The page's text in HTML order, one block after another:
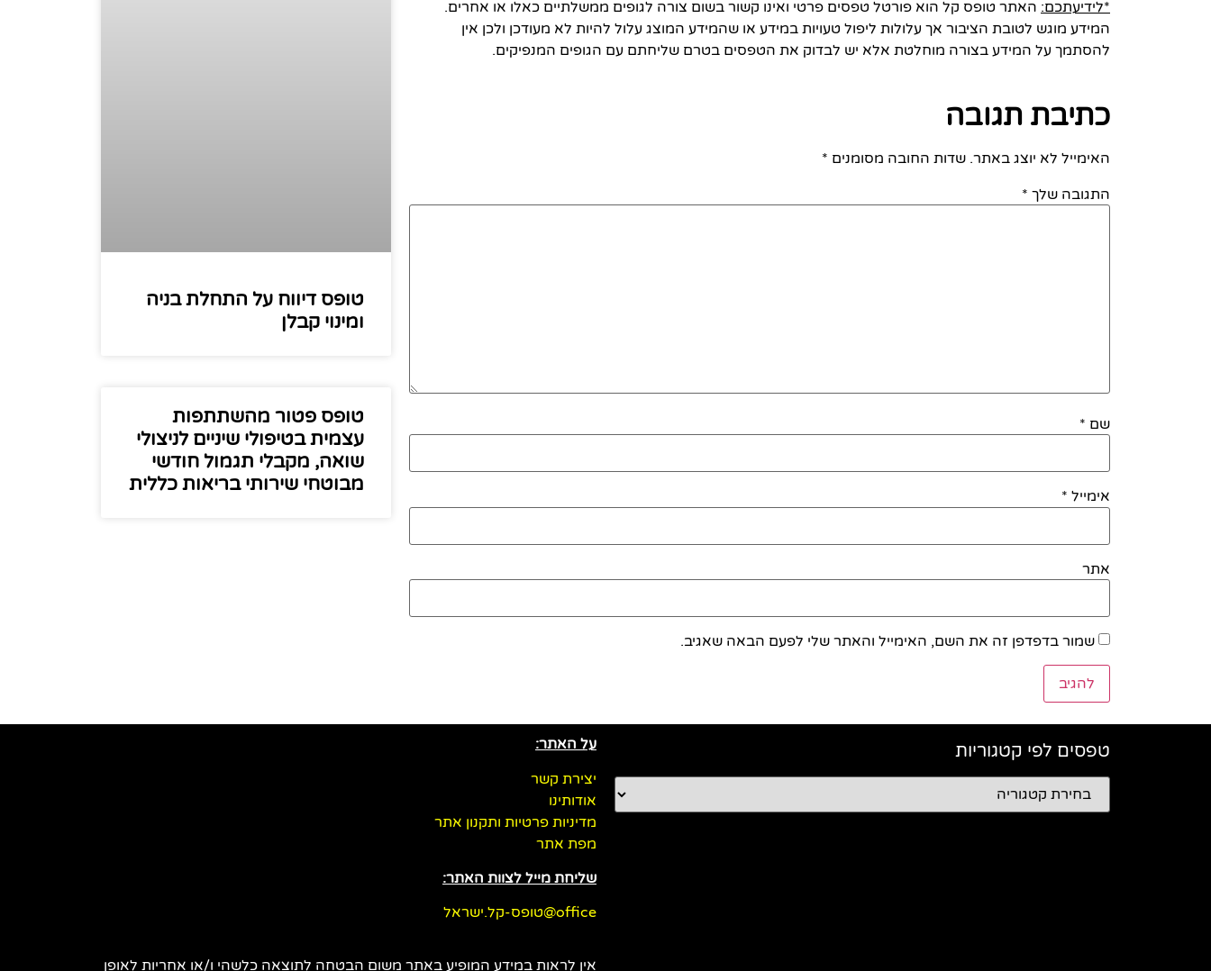
*לידיעתכם: האתר טופס קל הוא פורטל טפסים פרטי ואינו קשור בשום צורה לגופים ממשלתיים כאלו או אחרים.
המידע מוגש לטובת הציבור אך עלולות ליפול טעויות במידע או שהמידע המוצג עלול להיות לא מעודכן ולכן אין
להסתמך על המידע בצורה מוחלטת אלא יש לבדוק את הטפסים בטרם שליחתם עם הגופים המנפיקים.
כתיבת תגובה
האימייל לא יוצג באתר. שדות החובה מסומנים *
התגובה שלך *
שם *
אימייל *
אתר
שמור בדפדפן זה את השם, האימייל והאתר שלי לפעם הבאה שאגיב.
טופס דיווח על התחלת בניה
ומינוי קבלן
טופס פטור מהשתתפות
עצמית בטיפולי שיניים לניצולי
שואה, מקבלי תגמול חודשי
מבוטחי שירותי בריאות כללית
טפסים לפי קטגוריות
על האתר:
יצירת קשר
אודותינו
מדיניות פרטיות ותקנון אתר
מפת אתר
שליחת מייל לצוות האתר:
office@טופס-קל.ישראל
אין לראות במידע המופיע באתר משום הבטחה לתוצאה כלשהי ו/או אחריות לאופן